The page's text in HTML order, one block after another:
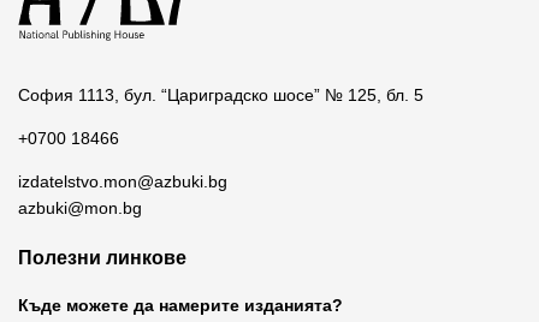
София 1113, бул. “Цариградско шосе” № 125, бл. 5
+0700 18466
izdatelstvo.mon@azbuki.bg
azbuki@mon.bg
Полезни линкове
Къде можете да намерите изданията?